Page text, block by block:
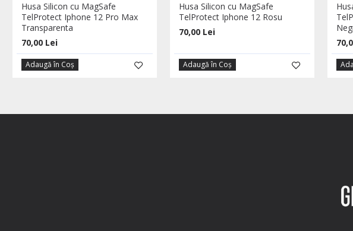
Husa Silicon cu MagSafe
TelProtect Iphone 12 Pro Max
Transparenta
70,00 Lei
Adaugă în Coş
Husa Silicon cu MagSafe
TelProtect Iphone 12 Rosu
70,00 Lei
Adaugă în Coş